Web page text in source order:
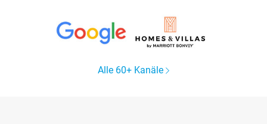
Alle 60+ Kanäle